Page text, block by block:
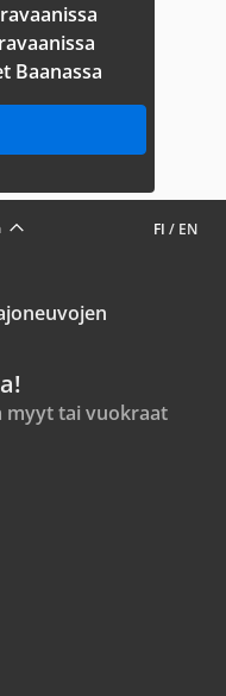
Baanassa
FI / EN
myyt tai vuokraat